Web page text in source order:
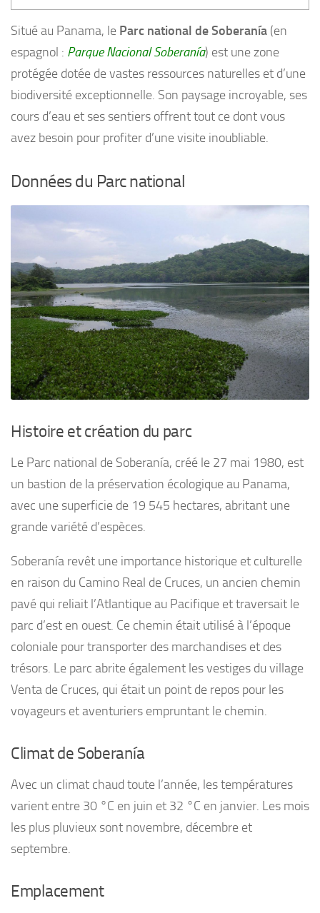
Situé au Panama, le Parc national de Soberanía (en
espagnol : Parque Nacional Soberanía) est une zone
protégée dotée de vastes ressources naturelles et d’une
biodiversité exceptionnelle. Son paysage incroyable, ses
cours d’eau et ses sentiers offrent tout ce dont vous
avez besoin pour profiter d’une visite inoubliable.
Données du Parc national
Histoire et création du parc
Le Parc national de Soberanía, créé le 27 mai 1980, est
un bastion de la préservation écologique au Panama,
avec une superficie de 19 545 hectares, abritant une
grande variété d’espèces.
Soberanía revêt une importance historique et culturelle
en raison du Camino Real de Cruces, un ancien chemin
pavé qui reliait l’Atlantique au Pacifique et traversait le
parc d’est en ouest. Ce chemin était utilisé à l’époque
coloniale pour transporter des marchandises et des
trésors. Le parc abrite également les vestiges du village
Venta de Cruces, qui était un point de repos pour les
voyageurs et aventuriers empruntant le chemin.
Climat de Soberanía
Avec un climat chaud toute l’année, les températures
varient entre 30 °C en juin et 32 °C en janvier. Les mois
les plus pluvieux sont novembre, décembre et
septembre.
Emplacement